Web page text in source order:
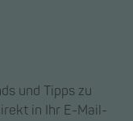
und Tipps zu
in Ihr E-Mail-